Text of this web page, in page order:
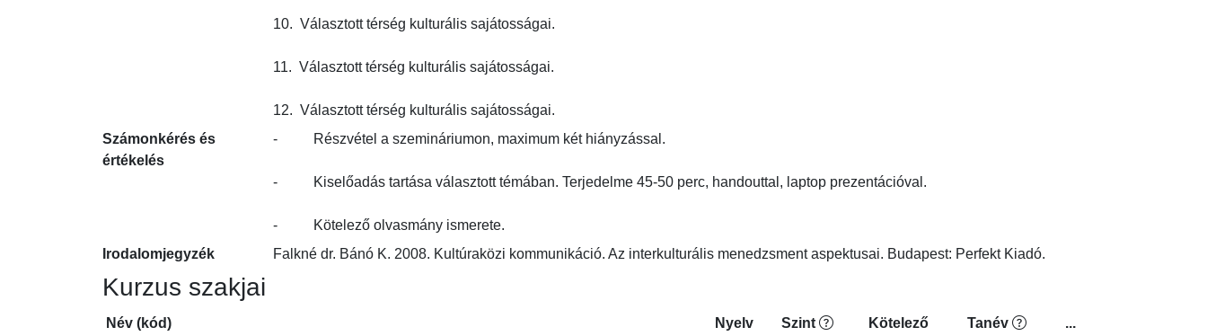
10.  Választott térség kulturális sajátosságai.
11.  Választott térség kulturális sajátosságai.
12.  Választott térség kulturális sajátosságai.
Számonkérés és
értékelés
-          Részvétel a szemináriumon, maximum két hiányzással.
-          Kiselőadás tartása választott témában. Terjedelme 45-50 perc, handouttal, laptop prezentációval.
-          Kötelező olvasmány ismerete.
Irodalomjegyzék
Falkné dr. Bánó K. 2008. Kultúraközi kommunikáció. Az interkulturális menedzsment aspektusai. Budapest: Perfekt Kiadó.
Kurzus szakjai
Név (kód) Nyelv Szint Kötelező Tanév
...